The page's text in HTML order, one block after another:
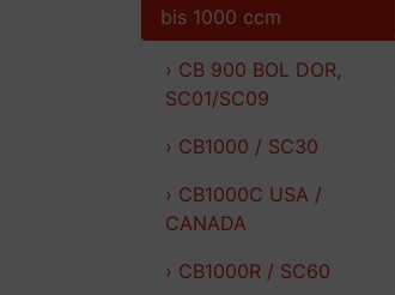
bis 1000 ccm
› CB 900 BOL DOR,
SC01/SC09
› CB1000 / SC30
› CB1000C USA /
CANADA
› CB1000R / SC60